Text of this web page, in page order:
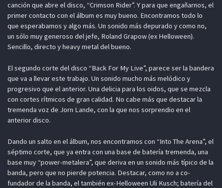
canción que abre el disco, “Crimson Rider”. Y para que engañarnos, el
primer contacto con el álbum es muy bueno. Encontramos todo lo
que esperabamos y algo más. Un sonido más depurado y como no,
un sólo muy generoso del jefe, Roland Grapow (ex Helloween).
Sencillo, directo y heavy metal del bueno.
El segundo corte del disco “Back For My Live”, parece ser la bandera
que va a llevar este trabajo. Un sonido mucho más melódico y
progresivo que el anterior. Una delicia para los oidos, que se mezcla
con cortes rítmicos de gran calidad. No cabe más que destacar la
tremenda voz de Jorn Lande, con la que nos sorprendio en el
anterior disco.
Dando un salto en el álbum, nos encontramos con “Into The Arena”, el
séptimo corte, que ya entra con una base de batería tremenda, una
base muy “power-metalera”, que deriva en un sonido más típico de la
banda, pero que no pierde potencia. Destacar, como no a co-
fundador de la banda, el también ex-Helloween Uli Kusch; batería del